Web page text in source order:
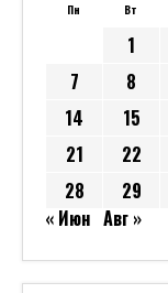
Пн Вт
1
7
8
14
15
21
22
28
29
« Июн Авг »